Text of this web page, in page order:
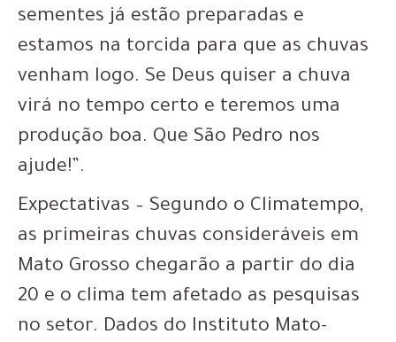
sementes já estão preparadas e
estamos na torcida para que as chuvas
venham logo. Se Deus quiser a chuva
virá no tempo certo e teremos uma
produção boa. Que São Pedro nos
ajude!”.
Expectativas – Segundo o Climatempo,
as primeiras chuvas consideráveis em
Mato Grosso chegarão a partir do dia
20 e o clima tem afetado as pesquisas
no setor. Dados do Instituto Mato-